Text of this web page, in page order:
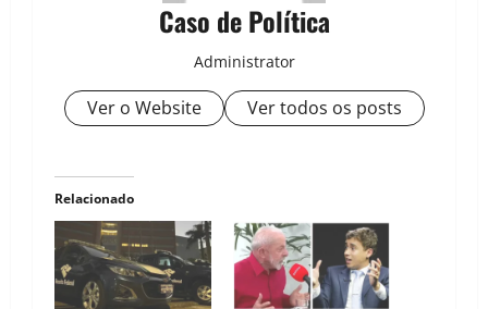
Caso de Política
Administrator
Ver o Website Ver todos os posts
Relacionado